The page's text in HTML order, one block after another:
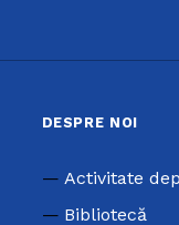
DESPRE NOI
Activitate
Bibliotecă